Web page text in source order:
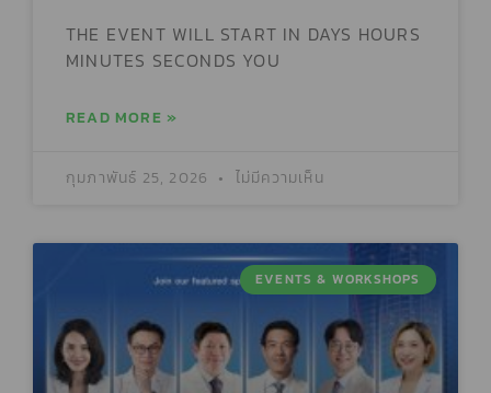
THE EVENT WILL START IN DAYS HOURS
MINUTES SECONDS YOU
READ MORE »
กุมภาพันธ์ 25, 2026 ไม่มีความเห็น
EVENTS & WORKSHOPS